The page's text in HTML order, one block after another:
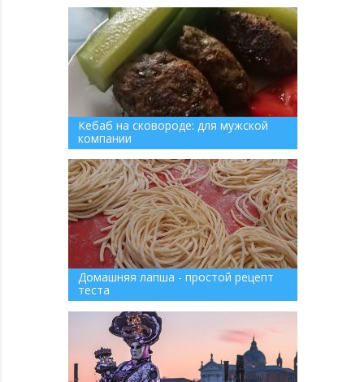
Кебаб на сковороде: для мужской
компании
Домашняя лапша - простой рецепт
теста